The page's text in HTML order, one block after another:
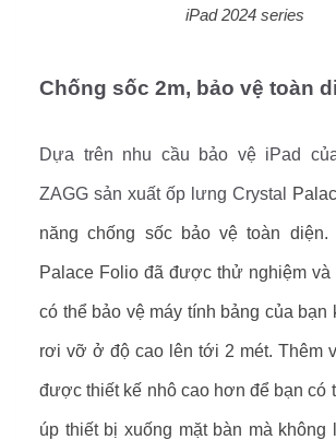
iPad 2024 series
Chống sốc 2m, bảo vệ toàn
Dựa trên nhu cầu bảo vệ iPad
ZAGG sản xuất ốp lưng Crystal
năng chống sốc bảo vệ toàn diện.
Palace Folio đã được thử nghiệm và
có thể bảo vệ máy tính bảng của bạn
rơi vỡ ở độ cao lên tới 2 mét. Thêm
được thiết kế nhô cao hơn để bạn có
úp thiết bị xuống mặt bàn mà không